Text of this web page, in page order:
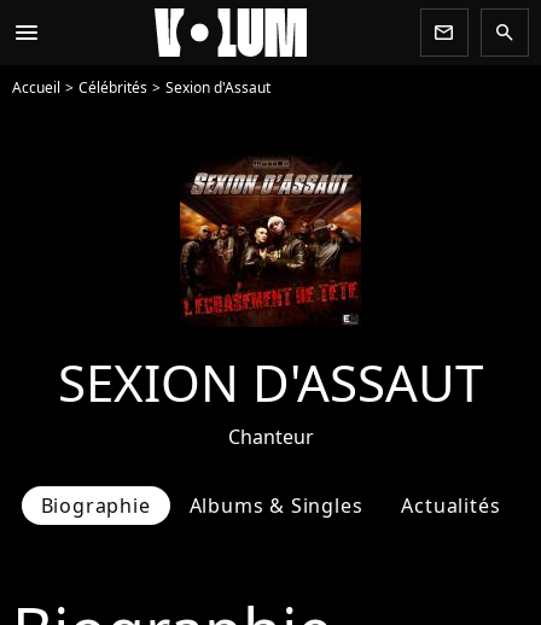
menu newsletter search
Accueil Célébrités Sexion d'Assaut
SEXION D'ASSAUT
Chanteur
Biographie Albums & Singles Actualités